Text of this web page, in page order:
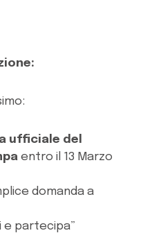
ufficiale del
entro il 13 Marzo
domanda a
e partecipa”